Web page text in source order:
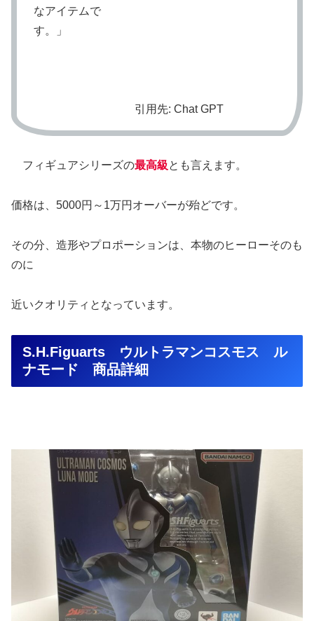
なアイテムで
す。」
引用先: Chat GPT
フィギュアシリーズの最高級とも言えます。
価格は、5000円～1万円オーバーが殆どです。
その分、造形やプロポーションは、本物のヒーローそのも
のに
近いクオリティとなっています。
S.H.Figuarts ウルトラマンコスモス ル
ナモード 商品詳細